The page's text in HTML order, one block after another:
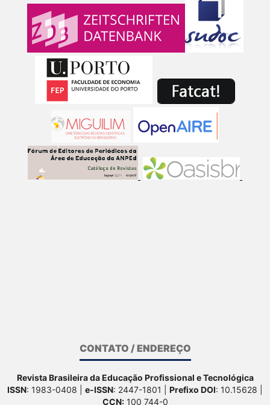
CONTATO / ENDEREÇO
Revista Brasileira da Educação Profissional e Tecnológica
ISSN: 1983-0408 | e-ISSN: 2447-1801 | Prefixo DOI: 10.15628 |
CCN:100 744-0